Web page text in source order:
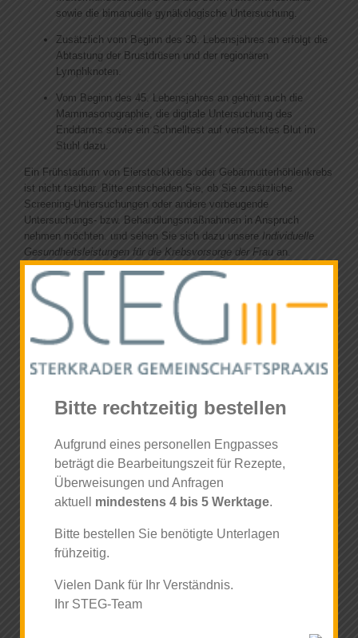
News
sowie die bimanuelle gynäkologische Untersuchung.
Zusätzlich vom Beginn des 30. Lebensjahres an erfolgt die
Abtastung der Brustdrüsen und der regionären
Lymphknoten.
Vom Beginn des 45. Lebensjahres an gehört auch die
Mammasonographie, die digitale Untersuchung des
Enddarms sowie ein Schnelltest auf verstecktes Blut im
Stuhl dazu.
Ein Frühstadium von Eierstockkrebs oder Gebärmutterhöhlenkrebs
ist nicht tastbar. Bitte entscheiden Sie, ob Sie zusätzliche
Screening-Untersuchungen oder andere vorbeugende
Untersuchungs- bzw. Behandlungsmaßnahmen in Anspruch
nehmen möchten. und sehen Sie sich dazu unsere Individuelle
Gesundheitsleistungen für die Krebsvorsorge der Frau an.
Individuelle Gesundheitsleistungen für die Krebsvorsorge der
Frau
Die gesetzlichen Krankenkassen bieten weltweit einzigartige
Leistungen und damit eine gute Grundversorgung an. Aus
Kostengründen sind einige empfehlenswerte Leistungen jedoch
Mammasonographie
Vorsorge Plus
Transvaginale Ultraschalluntersuchung
Thin Prep(Dünnschichtzytologie)
Immunologischer Stuhltest
Bitte rechtzeitig bestellen
Aufgrund eines personellen Engpasses
beträgt die Bearbeitungszeit für Rezepte,
Überweisungen und Anfragen
aktuell mindestens 4 bis 5 Werktage.
Bitte bestellen Sie benötigte Unterlagen
frühzeitig.
Vielen Dank für Ihr Verständnis.
Ihr STEG-Team